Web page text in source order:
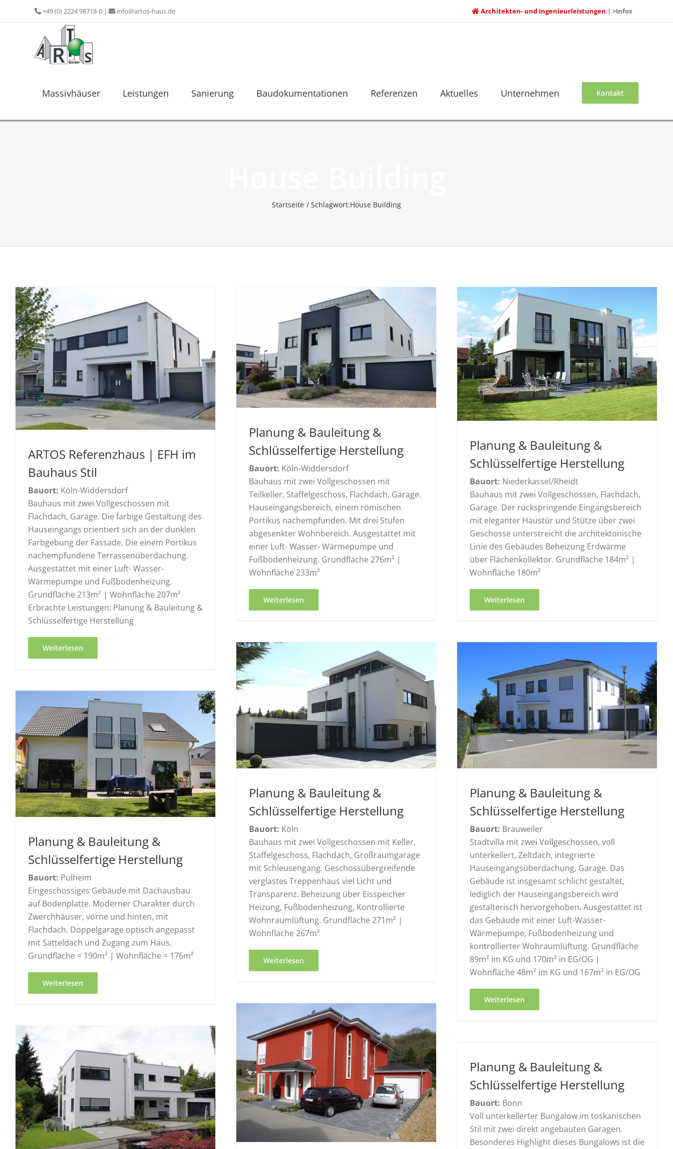
+49 (0) 2224 98718-0| info@artos-haus.de Architekten- und Ingenieurleistungen | >Infos
Massivhäuser Leistungen Sanierung Baudokumentationen Referenzen Aktuelles Unternehmen Kontakt
Startseite Schlagwort:House Building
ARTOS Referenzhaus | EFH im
Bauhaus Stil
Bauort: Köln-Widdersdorf
Bauhaus mit zwei Vollgeschossen mit
Flachdach, Garage. Die farbige Gestaltung des
Hauseingangs orientiert sich an der dunklen
Farbgebung der Fassade. Die einem Portikus
nachempfundene Terrassenüberdachung.
Ausgestattet mit einer Luft- Wasser-
Wärmepumpe und Fußbodenheizung.
Grundfläche 213m² | Wohnfläche 207m²
Erbrachte Leistungen: Planung & Bauleitung &
Schlüsselfertige Herstellung
Weiterlesen
Planung & Bauleitung &
Schlüsselfertige Herstellung
Bauort: Köln-Widdersdorf
Bauhaus mit zwei Vollgeschossen mit
Teilkeller, Staffelgeschoss, Flachdach, Garage.
Hauseingangsbereich, einem römischen
Portikus nachempfunden. Mit drei Stufen
abgesenkter Wohnbereich. Ausgestattet mit
einer Luft- Wasser- Wärmepumpe und
Fußbodenheizung. Grundfläche 276m² |
Wohnfläche 233m²
Weiterlesen
Planung & Bauleitung &
Schlüsselfertige Herstellung
Bauort: Niederkassel/Rheidt
Bauhaus mit zwei Vollgeschossen, Flachdach,
Garage. Der rückspringende Eingangsbereich
mit eleganter Haustür und Stütze über zwei
Geschosse unterstreicht die architektonische
Linie des Gebäudes Beheizung Erdwärme
über Flächenkollektor. Grundfläche 184m² |
Wohnfläche 180m²
Weiterlesen
Planung & Bauleitung &
Schlüsselfertige Herstellung
Bauort: Köln
Bauhaus mit zwei Vollgeschossen mit Keller,
Staffelgeschoss, Flachdach, Großraumgarage
mit Schleusengang. Geschossübergreifende
verglastes Treppenhaus viel Licht und
Transparenz. Beheizung über Eisspeicher
Heizung, Fußbodenheizung, Kontrollierte
Wohnraumlüftung. Grundfläche 271m² |
Wohnfläche 267m²
Weiterlesen
Planung & Bauleitung &
Schlüsselfertige Herstellung
Bauort: Brauweiler
Stadtvilla mit zwei Vollgeschossen, voll
unterkellert, Zeltdach, integrierte
Hauseingangsüberdachung, Garage. Das
Gebäude ist insgesamt schlicht gestaltet,
lediglich der Hauseingangsbereich wird
gestalterisch hervorgehoben. Ausgestattet ist
das Gebäude mit einer Luft-Wasser-
Wärmepumpe, Fußbodenheizung und
kontrollierter Wohraumlüftung. Grundfläche
89m² im KG und 170m² in EG/OG |
Wohnfläche 48m² im KG und 167m² in EG/OG
Weiterlesen
Planung & Bauleitung &
Schlüsselfertige Herstellung
Bauort: Pulheim
Eingeschossiges Gebäude mit Dachausbau
auf Bodenplatte. Moderner Charakter durch
Zwerchhäuser, vorne und hinten, mit
Flachdach. Doppelgarage optisch angepasst
mit Satteldach und Zugang zum Haus.
Grundfläche = 190m² | Wohnfläche = 176m²
Weiterlesen
Planung & Bauleitung &
Schlüsselfertige Herstellung
Bauort: Bonn
Voll unterkellerter Bungalow im toskanischen
Stil mit zwei direkt angebauten Garagen.
Besonderes Highlight dieses Bungalows ist die